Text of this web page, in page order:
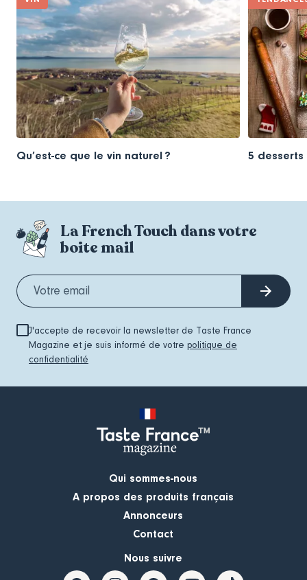
Qu’est-ce que le vin naturel ? 5 desserts
La French Touch dans votre
boite mail
J'accepte de recevoir la newsletter de Taste France
Magazine et je suis informé de votre politique de
confidentialité
Qui sommes-nous
A propos des produits français
Annonceurs
Contact
Nous suivre